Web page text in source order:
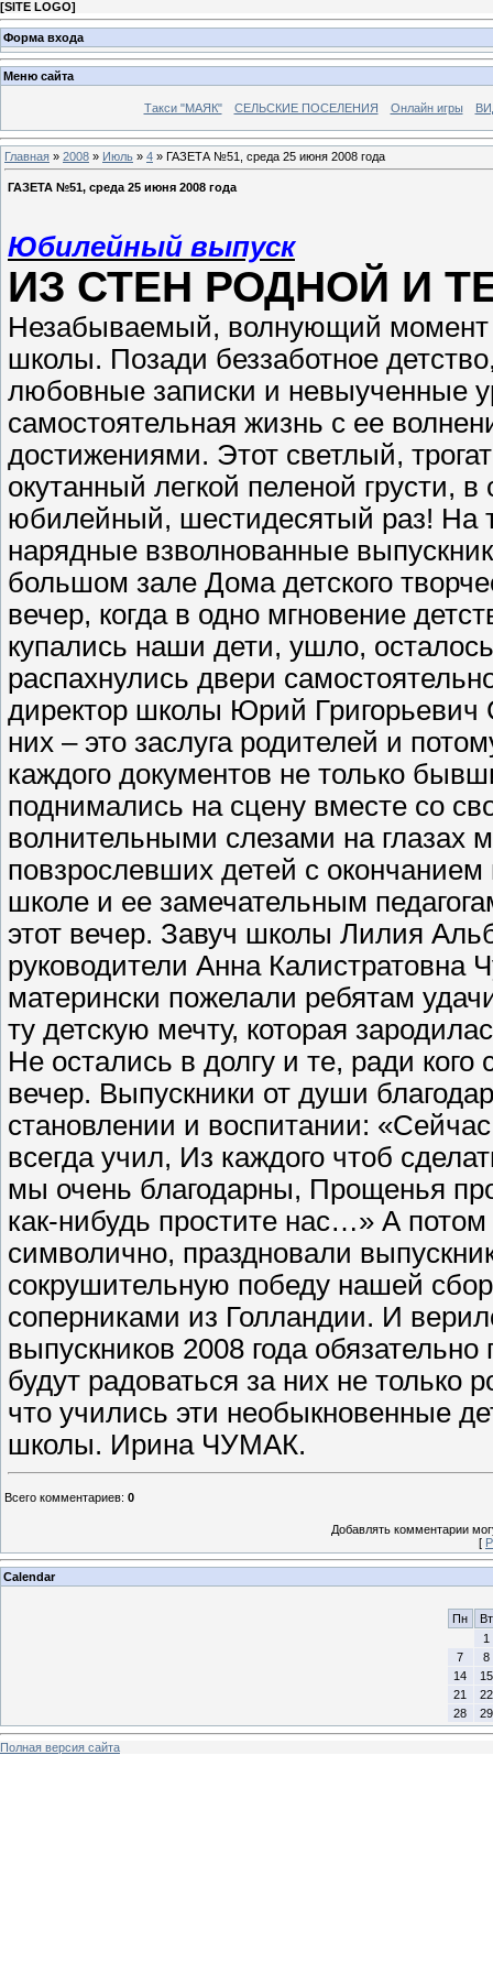
[SITE LOGO]
Форма входа
Меню сайта
Такси "МАЯК" СЕЛЬСКИЕ ПОСЕЛЕНИЯ Онлайн игры
Главная » 2008 » Июль » 4 » ГАЗЕТА №51, среда 25 июня 2008 года
ГАЗЕТА №51, среда 25 июня 2008 года
Юбилейный выпуск
ИЗ СТЕН РОДНОЙ И
Незабываемый, волнующий момент
школы. Позади беззаботное
любовные записки и невыученные
самостоятельная жизнь с ее
достижениями. Этот светлый,
окутанный легкой пеленой грусти,
юбилейный, шестидесятый раз! На
нарядные взволнованные
большом зале Дома детского
вечер, когда в одно мгновение
купались наши дети, ушло,
распахнулись двери
директор школы Юрий Григорьевич
них – это заслуга родителей и
каждого документов не только
поднимались на сцену вместе со
волнительными слезами на глазах
повзрослевших детей с
школе и ее замечательным
этот вечер. Завуч школы Лилия
руководители Анна Калистратовна
матерински пожелали ребятам
ту детскую мечту, которая
Не остались в долгу и те, ради кого
вечер. Выпускники от души
становлении и воспитании:
всегда учил, Из каждого чтоб
мы очень благодарны, Прощенья
как-нибудь простите нас…» А
символично, праздновали
сокрушительную победу нашей
соперниками из Голландии. И
выпускников 2008 года
будут радоваться за них не только
что учились эти необыкновенные
школы. Ирина ЧУМАК.
Всего комментариев: 0
Добавлять комментарии
[
Calendar
Пн
Вт
1
7
8
14
15
21
22
28
29
Полная версия сайта